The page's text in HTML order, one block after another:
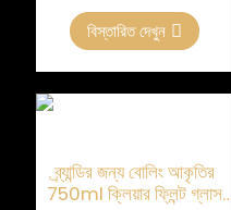
বিস্তারিত দেখুন
ব্র্যান্ডির জন্য বোলিং আকৃতির
750ml ক্লিয়ার ফ্লিন্ট গ্লাস